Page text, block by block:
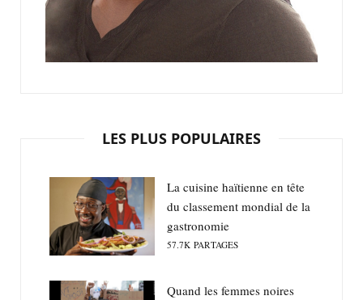
LES PLUS POPULAIRES
La cuisine haïtienne en tête
du classement mondial de la
gastronomie
57.7K PARTAGES
Quand les femmes noires